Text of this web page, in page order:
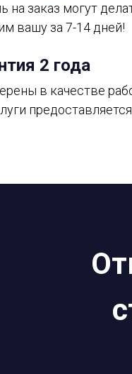
2 года
в качестве
предоставляется
на заказ могут
вашу за 7-14 дней!